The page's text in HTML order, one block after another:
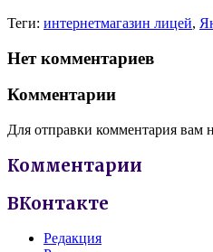
Теги: интернетмагазин лицей,
Нет комментариев
Комментарии
Для отправки комментария вам
Комментарии
ВКонтакте
Редакция